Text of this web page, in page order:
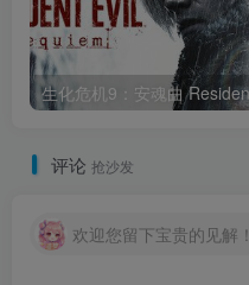
评论 抢沙发
欢迎您留下宝贵的见解！